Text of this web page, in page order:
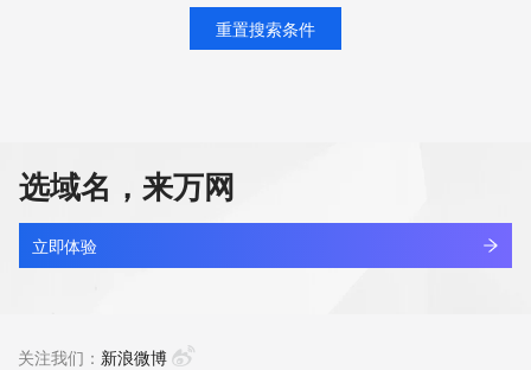
重置搜索条件
选域名，来万网
立即体验
关注我们： 新浪微博